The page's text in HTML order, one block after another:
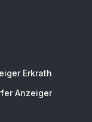
Erkrath
Anzeiger